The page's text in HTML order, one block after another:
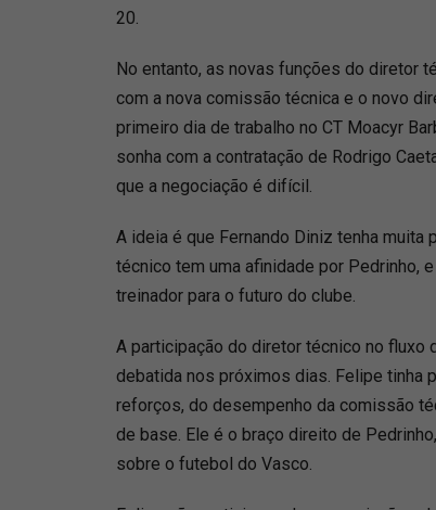
20.
No entanto, as novas funções do diretor
com a nova comissão técnica e o novo
primeiro dia de trabalho no CT Moacyr
sonha com a contratação de Rodrigo
que a negociação é difícil.
A ideia é que Fernando Diniz tenha muita
técnico tem uma afinidade por Pedrinho,
treinador para o futuro do clube.
A participação do diretor técnico no fluxo
debatida nos próximos dias. Felipe tinha
reforços, do desempenho da comissão
de base. Ele é o braço direito de
sobre o futebol do Vasco.